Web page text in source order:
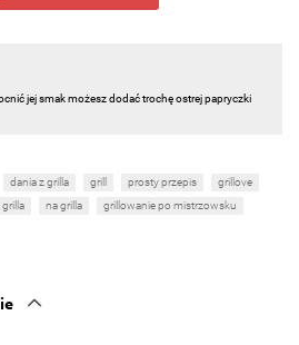
jej smak możesz dodać trochę ostrej papryczki
dania z grilla grill prosty przepis
grillove
grilla na grilla
grillowanie po mistrzowsku